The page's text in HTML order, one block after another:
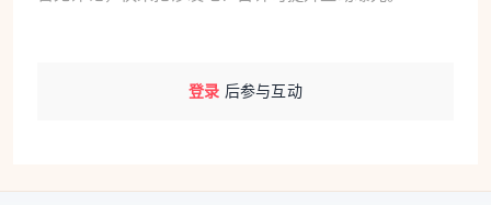
登录 后参与互动